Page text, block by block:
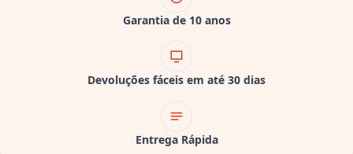
Garantia de 10 anos
Devoluções fáceis em até 30 dias
Entrega Rápida